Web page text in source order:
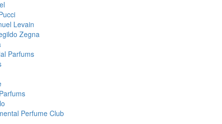
Levain
Zegna
Parfums
Perfume Club